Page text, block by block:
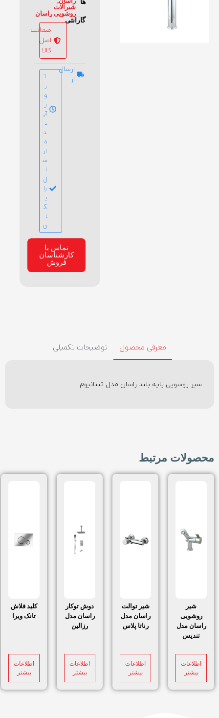
ها
شیرآلات
روشویی راسان
گارانتی
ضمانت
اصل
کالا
ارسال
از
1
ر
و
ز
آی
ن
د
ه
ار
س
ا
ل
را
ی
گ
ا
ن
تماس با
کارشناسان
فروش
معرفی محصول توضیحات تکمیلی
شیر روشویی پایه بلند راسان مدل تیتانیوم
محصولات مرتبط
شیر
روشویی
راسان مدل
تندیس
اطلاعات
بیشتر
شیر توالت
راسان مدل
رناتا پلاس
اطلاعات
بیشتر
دوش توکار
راسان مدل
رزالین
اطلاعات
بیشتر
کلید فلاش
تانک ویرا
اطلاعات
بیشتر